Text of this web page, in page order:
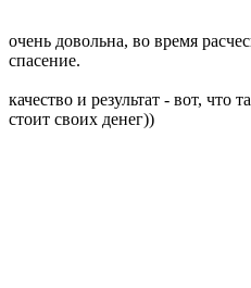
очень довольна, во время
спасение.
качество и результат - вот, что
стоит своих денег))